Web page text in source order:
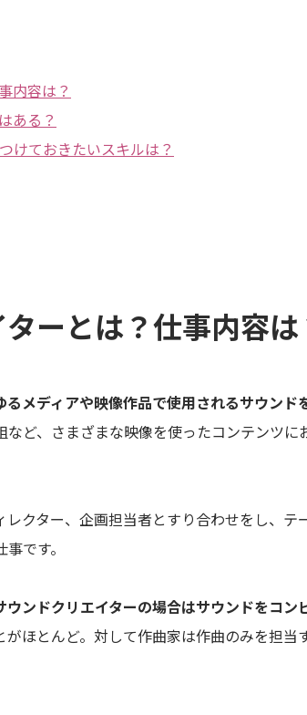
内容は？
ある？
けておきたいスキルは？
ーとは？仕事内容は
るメディアや映像作品で使用されるサウンド
ど、さまざまな映像を使ったコンテンツに
クター、企画担当者とすり合わせをし、テ
です。
ウンドクリエイターの場合はサウンドをコン
がほとんど。対して作曲家は作曲のみを担当